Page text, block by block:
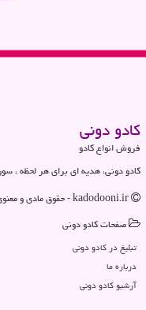
كادو دونی
فروش انواع کادو
کادو دونی، هدیه ای برای هر لحظه ،
صفحات كادو دونی
تبلیغ در كادو دونی
درباره ما
آرشیو كادو دونی